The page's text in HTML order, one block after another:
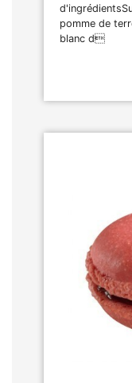
pomme de
blanc d